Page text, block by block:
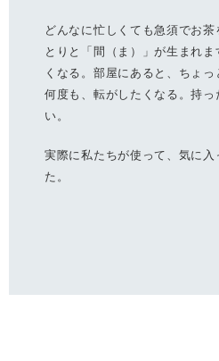
どんなに忙しくても急須でお
とりと「間（ま）」が生まれ
くなる。部屋にあると、ちょ
何度も、転がしたくなる。持
い。
実際に私たちが使って、気に
た。